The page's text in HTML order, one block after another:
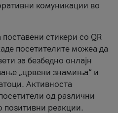
комуникации во
стикери со QR
посетителите можеа да
за безбедно онлајн
„црвени знамиња“ и
Активноста
од различни
позитивни реакции.